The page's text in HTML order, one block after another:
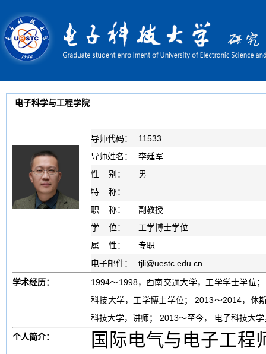
电子科学与工程学院
导师代码：
11533
导师姓名：
李廷军
性 别：
男
特 称：
职 称：
副教授
学 位：
工学博士学位
属 性：
专职
电子邮件：
tjli@uestc.edu.cn
学术经历：
1994～1998，西南交通大学，工学学士学位
科技大学，工学博士学位； 2013～2014，休
科技大学，讲师； 2013～至今， 电子科技大
个人简介：
国际电气与电子工程